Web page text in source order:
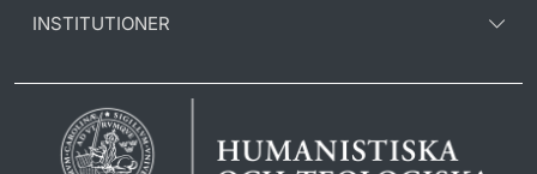
INSTITUTIONER